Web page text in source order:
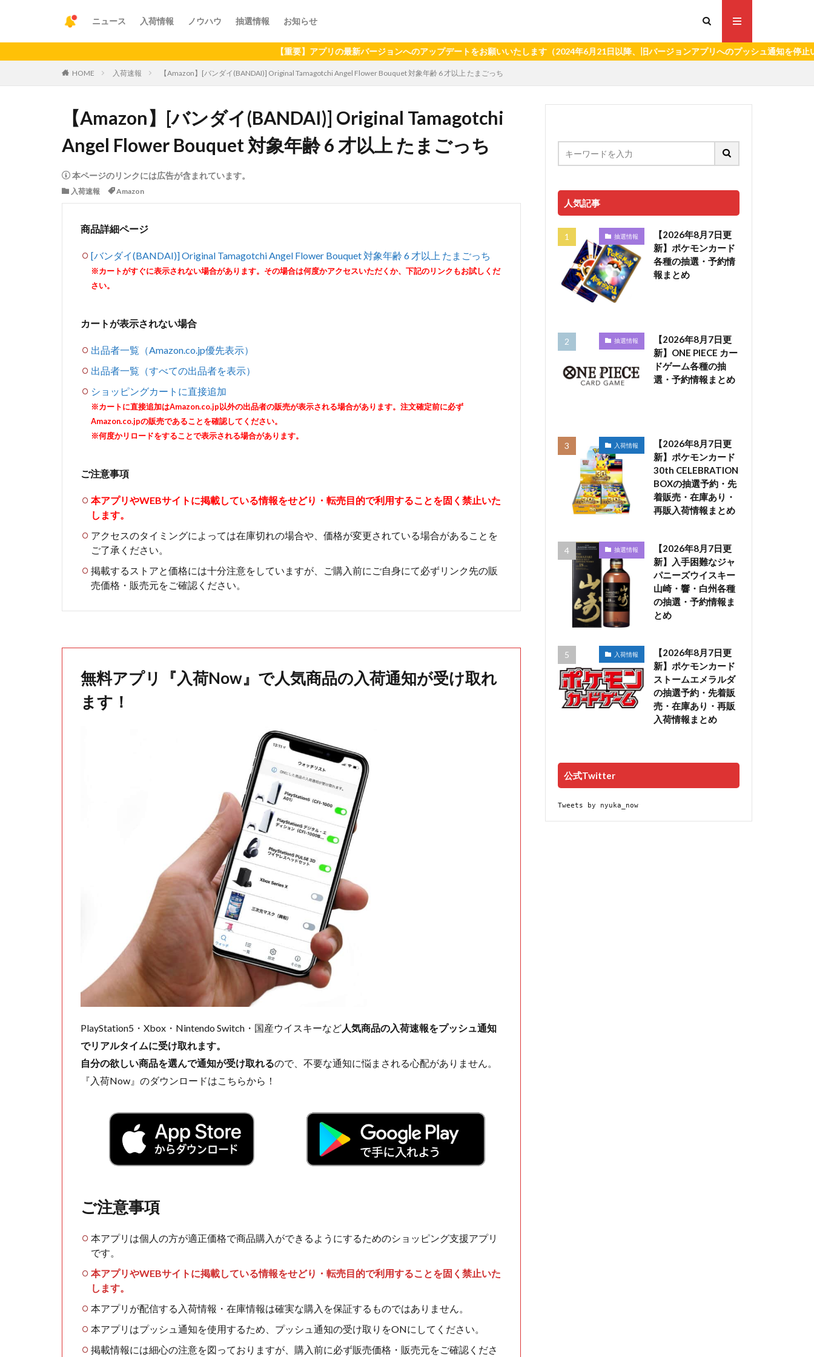
ニュース 入荷情報 ノウハウ 抽選情報 お知らせ
【重要】アプリの最新バージョンへのアップデートをお願いいたします（2024年6月21日以降、旧バージョンアプリへのプッシュ通知を停止いたします
HOME 入荷速報 【Amazon】[バンダイ(BANDAI)] Original Tamagotchi Angel Flower Bouquet 対象年齢 6 才以上 たまごっち
【Amazon】[バンダイ(BANDAI)] Original Tamagotchi
Angel Flower Bouquet 対象年齢 6 才以上 たまごっち
本ページのリンクには広告が含まれています。
入荷速報 Amazon
商品詳細ページ
[バンダイ(BANDAI)] Original Tamagotchi Angel Flower Bouquet 対象年齢 6 才以上 たまごっち
※カートがすぐに表示されない場合があります。その場合は何度かアクセスいただくか、下記のリンクもお試しくだ
さい。
カートが表示されない場合
出品者一覧（Amazon.co.jp優先表示）
出品者一覧（すべての出品者を表示）
ショッピングカートに直接追加
※カートに直接追加はAmazon.co.jp以外の出品者の販売が表示される場合があります。注文確定前に必ず
Amazon.co.jpの販売であることを確認してください。
※何度かリロードをすることで表示される場合があります。
ご注意事項
本アプリやWEBサイトに掲載している情報をせどり・転売目的で利用することを固く禁止いた
します。
アクセスのタイミングによっては在庫切れの場合や、価格が変更されている場合があることを
ご了承ください。
掲載するストアと価格には十分注意をしていますが、ご購入前にご自身にて必ずリンク先の販
売価格・販売元をご確認ください。
無料アプリ『入荷Now』で人気商品の入荷通知が受け取れ
ます！
PlayStation5・Xbox・Nintendo Switch・国産ウイスキーなど人気商品の入荷速報をプッシュ通知
でリアルタイムに受け取れます。
自分の欲しい商品を選んで通知が受け取れるので、不要な通知に悩まされる心配がありません。
『入荷Now』のダウンロードはこちらから！
ご注意事項
本アプリは個人の方が適正価格で商品購入ができるようにするためのショッピング支援アプリ
です。
本アプリやWEBサイトに掲載している情報をせどり・転売目的で利用することを固く禁止いた
します。
本アプリが配信する入荷情報・在庫情報は確実な購入を保証するものではありません。
本アプリはプッシュ通知を使用するため、プッシュ通知の受け取りをONにしてください。
掲載情報には細心の注意を図っておりますが、購入前に必ず販売価格・販売元をご確認くださ
人気記事
抽選情報
【2026年8月7日更
新】ポケモンカード
各種の抽選・予約情
報まとめ
抽選情報
【2026年8月7日更
新】ONE PIECE カー
ドゲーム各種の抽
選・予約情報まとめ
入荷情報
【2026年8月7日更
新】ポケモンカード
30th CELEBRATION
BOXの抽選予約・先
着販売・在庫あり・
再販入荷情報まとめ
抽選情報
【2026年8月7日更
新】入手困難なジャ
パニーズウイスキー
山崎・響・白州各種
の抽選・予約情報ま
とめ
入荷情報
【2026年8月7日更
新】ポケモンカード
ストームエメラルダ
の抽選予約・先着販
売・在庫あり・再販
入荷情報まとめ
公式Twitter
Tweets by nyuka_now